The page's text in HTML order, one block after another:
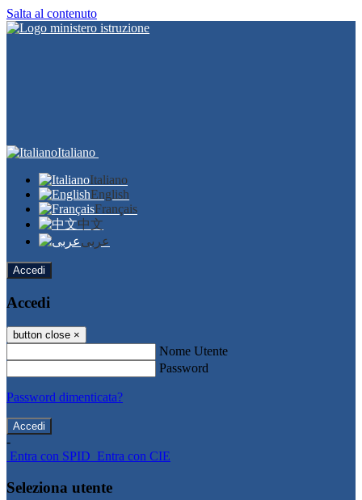
Salta al contenuto
Italiano
Italiano
English
Français
中文
عربى
Accedi
Accedi
button close ×
Nome Utente
Password
Password dimenticata?
-
Entra con SPID Entra con CIE
Seleziona utente